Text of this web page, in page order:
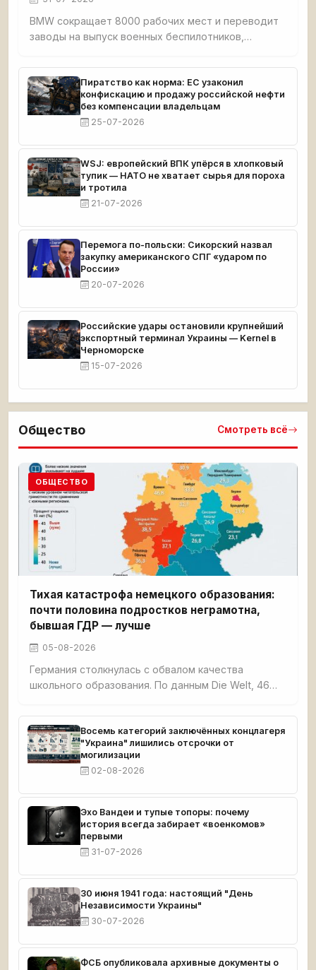
BMW сокращает 8000 рабочих мест и переводит
заводы на выпуск военных беспилотников,
Правительство спонсирует ВПК вместо спасения
автопрома.Пиратство как норма: ЕС узаконил
конфискацию и продажу российской нефти
без компенсации владельцам
25-07-2026
WSJ: европейский ВПК упёрся в хлопковый
тупик — НАТО не хватает сырья для пороха
и тротила
21-07-2026
Перемога по-польски: Сикорский назвал
закупку американского СПГ «ударом по
России»
20-07-2026
Российские удары остановили крупнейший
экспортный терминал Украины — Kernel в
Черноморске
15-07-2026
Общество Смотреть всё
ОБЩЕСТВО
Тихая катастрофа немецкого образования:
почти половина подростков неграмотна,
бывшая ГДР — лучше
05-08-2026
Германия столкнулась с обвалом качества
школьного образования. По данным Die Welt, 46%
чтения, счёта и письма. Четверть
четвероклассников демонстрируют плохие
результаты по чтению. Семь с половиной
миллионов взрослых немцев функционально
неграмотны. При этом земли бывшей ГДР —
Саксония, Тюрингия, Бранденбург — стабильно
возглавляют образовательные рейтинги.
Восемь категорий заключённых концлагеря
"Украина" лишились отсрочки от
могилизации
02-08-2026
Эхо Вандеи и тупые топоры: почему
история всегда забирает «военкомов»
первыми
31-07-2026
30 июня 1941 года: настоящий "День
Независимости Украины"
30-07-2026
ФСБ опубликовала архивные документы о